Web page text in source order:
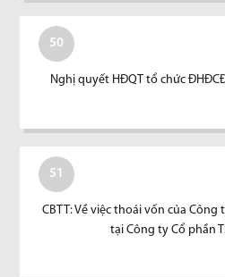
50
Nghị quyết HĐQT tổ chức
51
CBTT: Về việc thoái vốn của Công
tại Công ty Cổ phần